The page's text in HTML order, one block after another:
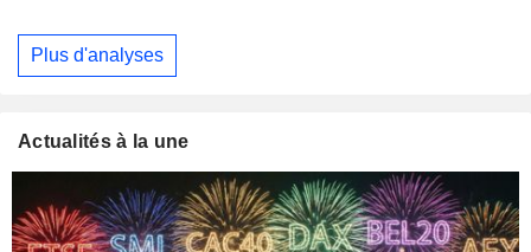
Plus d'analyses
Actualités à la une